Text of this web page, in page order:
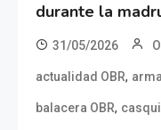
durante la
31/05/2026
actualidad OBR,
balacera OBR,